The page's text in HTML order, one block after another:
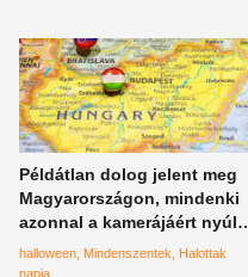
Példátlan dolog jelent meg
Magyarországon, mindenki
azonnal a kamerájáért nyúlt,
egy kisvárosban az utcán
szúrták ki
halloween Mindenszentek
Halottak
napja